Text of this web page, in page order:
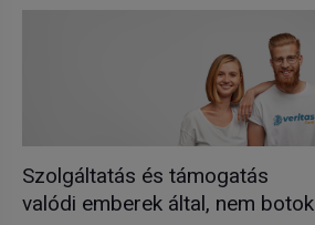
Szolgáltatás és támogatás
valódi emberek által, nem botok